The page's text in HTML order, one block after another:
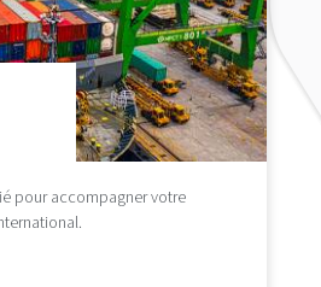
pour accompagner votre